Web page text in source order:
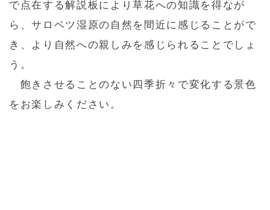
で点在する解説板により草花への知識を得なが
ら、サロベツ湿原の自然を間近に感じることがで
き、より自然への親しみを感じられることでしょ
う。
飽きさせることのない四季折々で変化する景色
をお楽しみください。